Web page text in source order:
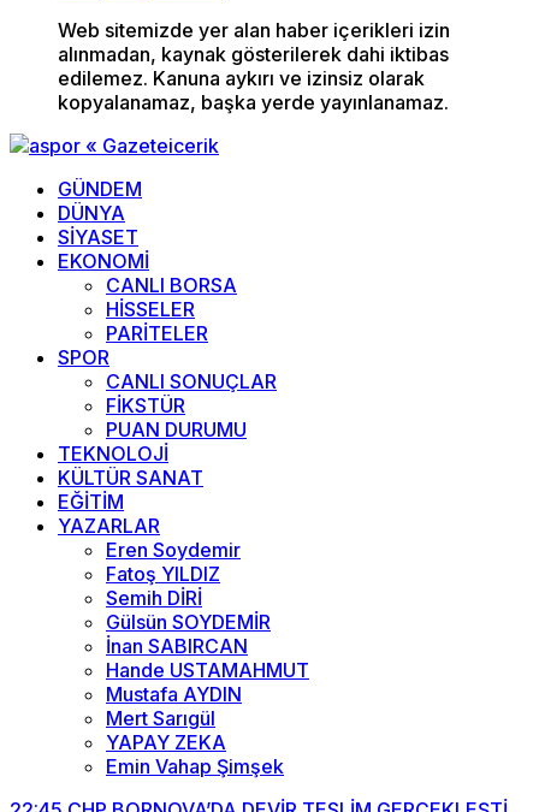
Web sitemizde yer alan haber içerikleri izin
alınmadan, kaynak gösterilerek dahi iktibas
edilemez. Kanuna aykırı ve izinsiz olarak
kopyalanamaz, başka yerde yayınlanamaz.
GÜNDEM
DÜNYA
SİYASET
EKONOMİ
CANLI BORSA
HİSSELER
PARİTELER
SPOR
CANLI SONUÇLAR
FİKSTÜR
PUAN DURUMU
TEKNOLOJİ
KÜLTÜR SANAT
EĞİTİM
YAZARLAR
Eren Soydemir
Fatoş YILDIZ
Semih DİRİ
Gülsün SOYDEMİR
İnan SABIRCAN
Hande USTAMAHMUT
Mustafa AYDIN
Mert Sarıgül
YAPAY ZEKA
Emin Vahap Şimşek